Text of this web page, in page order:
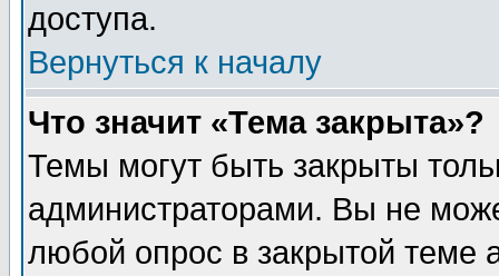
доступа.
Вернуться к началу
Что значит «Тема закрыта»?
Темы могут быть закрыты
администраторами. Вы не
любой опрос в закрытой теме